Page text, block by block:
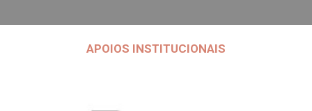
APOIOS INSTITUCIONAIS